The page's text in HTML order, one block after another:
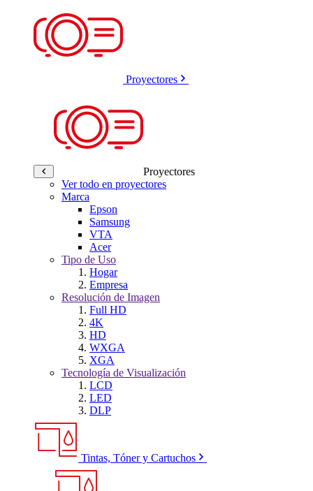
Proyectores
Proyectores
Ver todo en proyectores
Marca
Epson
Samsung
VTA
Acer
Tipo de Uso
Hogar
Empresa
Resolución de Imagen
Full HD
4K
HD
WXGA
XGA
Tecnología de Visualización
LCD
LED
DLP
Tintas, Tóner y Cartuchos